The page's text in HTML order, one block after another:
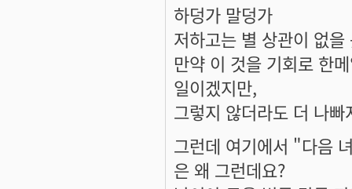
하덩가 말덩가
저하고는 별 상관이 없
만약 이 것을 기회로 한
일이겠지만,
그렇지 않더라도 더 나
그런데 여기에서 "다음
은 왜 그런데요?